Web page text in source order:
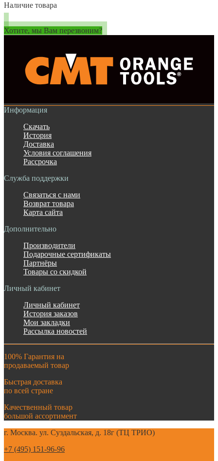
Наличие товара
Хотите, мы Вам перезвоним?
Информация
Скачать
История
Доставка
Условия соглашения
Рассрочка
Служба поддержки
Связаться с нами
Возврат товара
Карта сайта
Дополнительно
Производители
Подарочные сертификаты
Партнёры
Товары со скидкой
Личный кабинет
Личный кабинет
История заказов
Мои закладки
Рассылка новостей
100% Гарантия на
продаваемый товар
Быстрая доставка
по всей стране
Качественный товар
большой ассортимент
г. Москва. ул. Суздальская, д. 18г (ТЦ ТРИО)
+7 (495) 151-96-96